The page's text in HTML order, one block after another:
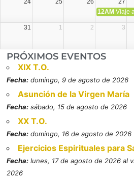
24 25 26 27
12AM Viaje
31 1 2 3
PRÓXIMOS EVENTOS
XIX T.O.
Fecha: domingo, 9 de agosto de 2026
Asunción de la Virgen María
Fecha: sábado, 15 de agosto de 2026
XX T.O.
Fecha: domingo, 16 de agosto de 2026
Ejercicios Espirituales para
Fecha: lunes, 17 de agosto de 2026 al
2026